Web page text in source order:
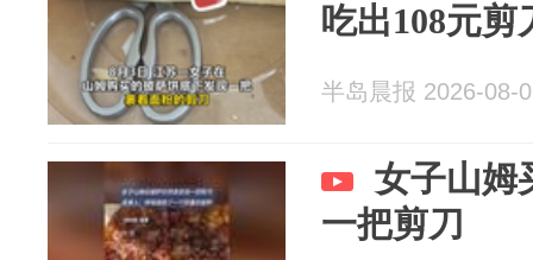
吃出108元剪
半岛晨报 2026-08-
女子山姆
一把剪刀